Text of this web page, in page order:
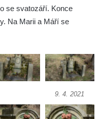
ulic Na
nad
se svatozáří. Konce
Na Marii a Máří se
9. 4. 2021